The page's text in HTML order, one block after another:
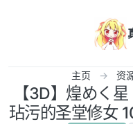
主页 资
【3D】煌めく
玷污的圣堂修女